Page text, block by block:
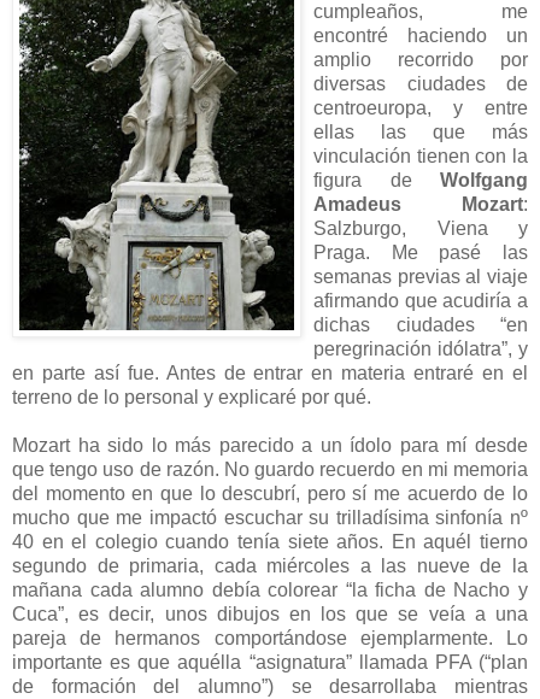
cumpleaños, me
encontré haciendo un
amplio recorrido por
diversas ciudades de
centroeuropa, y entre
ellas las que más
vinculación tienen con la
figura de Wolfgang
Amadeus Mozart:
Salzburgo, Viena y
Praga. Me pasé las
semanas previas al viaje
afirmando que acudiría a
dichas ciudades “en
peregrinación idólatra”, y
en parte así fue. Antes de entrar en materia entraré en el
terreno de lo personal y explicaré por qué.
Mozart ha sido lo más parecido a un ídolo para mí desde
que tengo uso de razón. No guardo recuerdo en mi memoria
del momento en que lo descubrí, pero sí me acuerdo de lo
mucho que me impactó escuchar su trilladísima sinfonía nº
40 en el colegio cuando tenía siete años. En aquél tierno
segundo de primaria, cada miércoles a las nueve de la
mañana cada alumno debía colorear “la ficha de Nacho y
Cuca”, es decir, unos dibujos en los que se veía a una
pareja de hermanos comportándose ejemplarmente. Lo
importante es que aquélla “asignatura” llamada PFA (“plan
de formación del alumno”) se desarrollaba mientras